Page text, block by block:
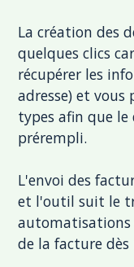
La création des
quelques clics
récupérer les
adresse) et vous
types afin que
prérempli.
L'envoi des
et l'outil suit le
de la facture